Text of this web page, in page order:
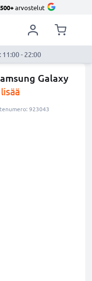
arvostelut
11:00 - 22:00
Galaxy
lisää
923043